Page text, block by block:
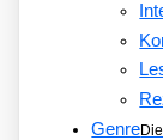
Genre